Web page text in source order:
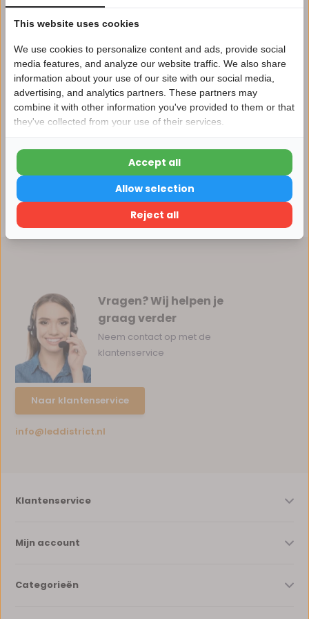
Vergelijk
Productomschrijving
Specificaties
Reviews
Delen
Vragen? Wij helpen je
graag verder
Neem contact op met de
klantenservice
Naar klantenservice
info@leddistrict.nl
Klantenservice
Mijn account
Categorieën
Nu 15% korting
15korting
15% korting
Verder winkelen
This website uses cookies
We use cookies to personalize content and ads, provide social
media features, and analyze our website traffic. We also share
information about your use of our site with our social media,
advertising, and analytics partners. These partners may
combine it with other information you've provided to them or that
they've collected from your use of their services.
Reject all
Allow selection
Accept all